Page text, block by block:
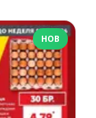
НОВ